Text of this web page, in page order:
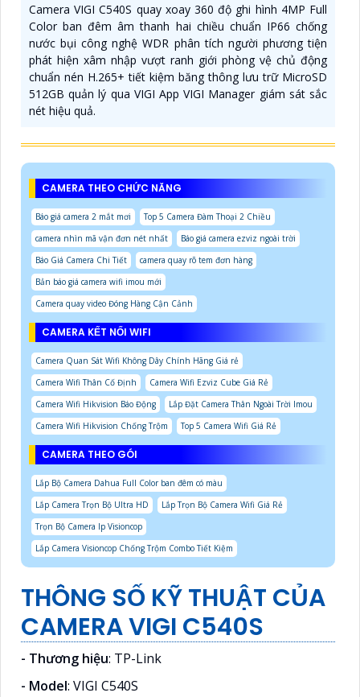
Camera VIGI C540S quay xoay 360 độ ghi hình 4MP Full
Color ban đêm âm thanh hai chiều chuẩn IP66 chống
nước bụi công nghệ WDR phân tích người phương tiện
phát hiện xâm nhập vượt ranh giới phòng vệ chủ động
chuẩn nén H.265+ tiết kiệm băng thông lưu trữ MicroSD
512GB quản lý qua VIGI App VIGI Manager giám sát sắc
nét hiệu quả.
CAMERA THEO CHỨC NĂNG
Báo giá camera 2 mắt mơi
Top 5 Camera Đàm Thoại 2 Chiều
camera nhìn mã vận đơn nét nhất
Báo giá camera ezviz ngoài trời
Báo Giá Camera Chi Tiết
camera quay rõ tem đơn hàng
Bản báo giá camera wifi imou mới
Camera quay video Đóng Hàng Cận Cảnh
CAMERA KẾT NỐI WIFI
Camera Quan Sát Wifi Không Dây Chính Hãng Giá rẻ
Camera Wifi Thân Cố Định
Camera Wifi Ezviz Cube Giá Rẻ
Camera Wifi Hikvision Báo Động
Lắp Đặt Camera Thân Ngoài Trời Imou
Camera Wifi Hikvision Chống Trộm
Top 5 Camera Wifi Giá Rẻ
CAMERA THEO GÓI
Lắp Bộ Camera Dahua Full Color ban đêm có màu
Lắp Camera Trọn Bộ Ultra HD
Lắp Trọn Bộ Camera Wifi Giá Rẻ
Trọn Bộ Camera Ip Visioncop
Lắp Camera Visioncop Chống Trộm Combo Tiết Kiệm
THÔNG SỐ KỸ THUẬT CỦA
CAMERA VIGI C540S
- Thương hiệu: TP-Link
- Model: VIGI C540S